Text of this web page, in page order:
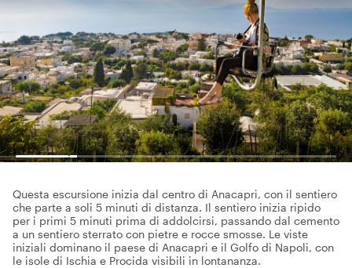
Questa escursione inizia dal centro di Anacapri, con il sentiero
che parte a soli 5 minuti di distanza. Il sentiero inizia ripido
per i primi 5 minuti prima di addolcirsi, passando dal cemento
a un sentiero sterrato con pietre e rocce smosse. Le viste
iniziali dominano il paese di Anacapri e il Golfo di Napoli, con
le isole di Ischia e Procida visibili in lontananza.